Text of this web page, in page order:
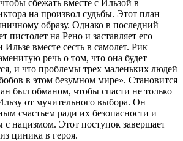
сбежать вместе с Ильзой в
на произвол судьбы. Этот план
образу. Однако в последний
пистолет на Рено и заставляет его
вместе сесть в самолет. Рик
речь о том, что она будет
и что проблемы трех маленьких людей
в этом безумном мире». Становится
был обманом, чтобы спасти не только
от мучительного выбора. Он
счастьем ради их безопасности и
нацизмом. Этот поступок завершает
циника в героя.